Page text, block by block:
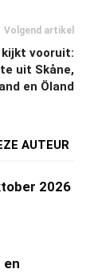
Volgend artikel
kijkt vooruit:
uit Skåne,
en Öland
AUTEUR
2026
en